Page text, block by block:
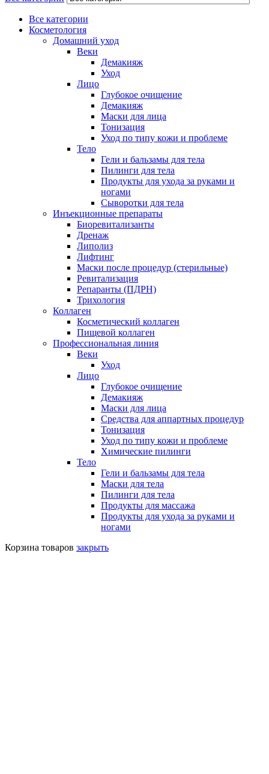
Все категории
Косметология
Домашний уход
Веки
Демакияж
Уход
Лицо
Глубокое очищение
Демакияж
Маски для лица
Тонизация
Уход по типу кожи и проблеме
Тело
Гели и бальзамы для тела
Пилинги для тела
Продукты для ухода за руками и
ногами
Сыворотки для тела
Инъекционные препараты
Биоревитализанты
Дренаж
Липолиз
Лифтинг
Маски после процедур (стерильные)
Ревитализация
Репаранты (ПДРН)
Трихология
Коллаген
Косметический коллаген
Пищевой коллаген
Профессиональная линия
Веки
Уход
Лицо
Глубокое очищение
Демакияж
Маски для лица
Средства для аппартных процедур
Тонизация
Уход по типу кожи и проблеме
Химические пилинги
Тело
Гели и бальзамы для тела
Маски для тела
Пилинги для тела
Продукты для массажа
Продукты для ухода за руками и
ногами
Корзина товаров закрыть